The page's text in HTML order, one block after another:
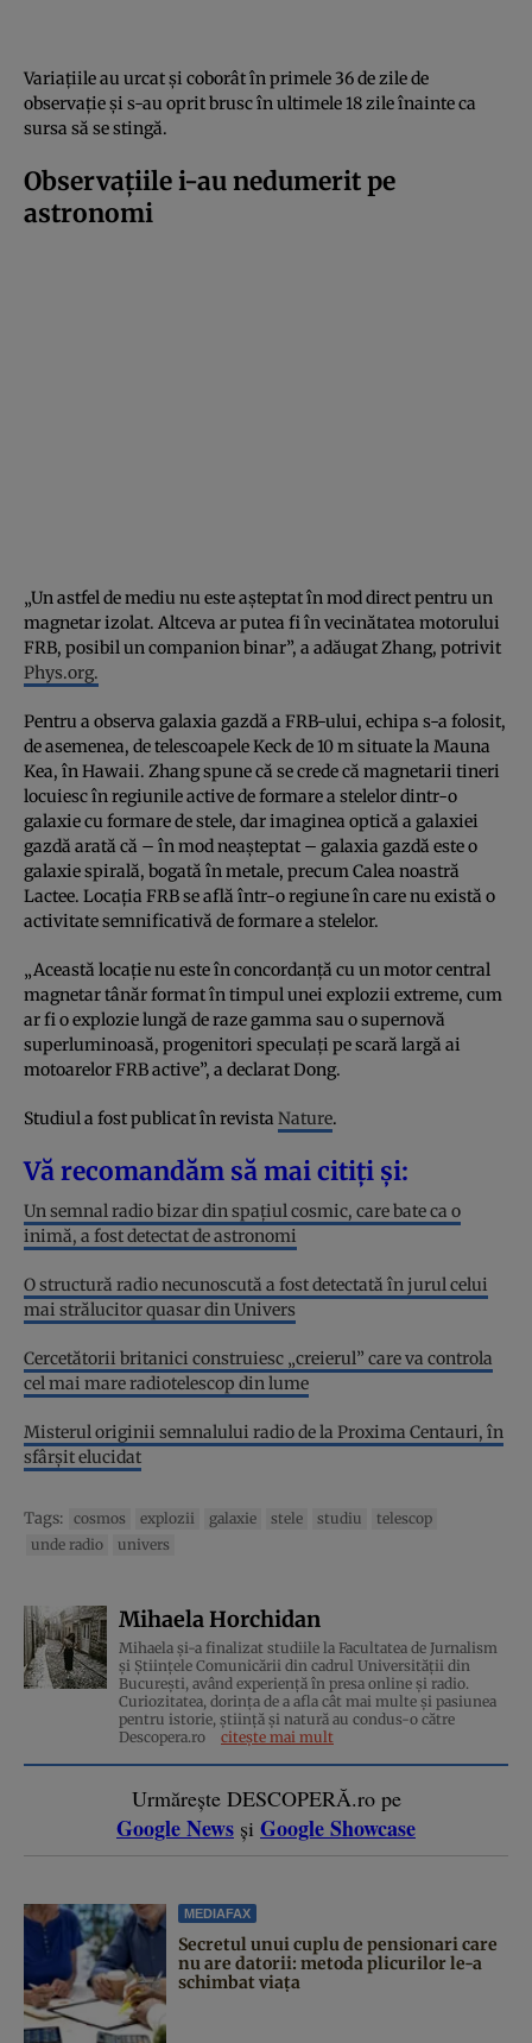
Variațiile au urcat și coborât în primele 36 de zile de
observație și s-au oprit brusc în ultimele 18 zile înainte ca
sursa să se stingă.
Observațiile i-au nedumerit pe
astronomi
„Un astfel de mediu nu este așteptat în mod direct pentru un
magnetar izolat. Altceva ar putea fi în vecinătatea motorului
FRB, posibil un companion binar”, a adăugat Zhang, potrivit
Phys.org.
Pentru a observa galaxia gazdă a FRB-ului, echipa s-a folosit,
de asemenea, de telescoapele Keck de 10 m situate la Mauna
Kea, în Hawaii. Zhang spune că se crede că magnetarii tineri
locuiesc în regiunile active de formare a stelelor dintr-o
galaxie cu formare de stele, dar imaginea optică a galaxiei
gazdă arată că – în mod neașteptat – galaxia gazdă este o
galaxie spirală, bogată în metale, precum Calea noastră
Lactee. Locația FRB se află într-o regiune în care nu există o
activitate semnificativă de formare a stelelor.
„Această locație nu este în concordanță cu un motor central
magnetar tânăr format în timpul unei explozii extreme, cum
ar fi o explozie lungă de raze gamma sau o supernovă
superluminoasă, progenitori speculați pe scară largă ai
motoarelor FRB active”, a declarat Dong.
Studiul a fost publicat în revista Nature.
Vă recomandăm să mai citiți și:
Un semnal radio bizar din spațiul cosmic, care bate ca o
inimă, a fost detectat de astronomi
O structură radio necunoscută a fost detectată în jurul celui
mai strălucitor quasar din Univers
Cercetătorii britanici construiesc „creierul” care va controla
cel mai mare radiotelescop din lume
Misterul originii semnalului radio de la Proxima Centauri, în
sfârșit elucidat
Tags: cosmos explozii galaxie stele studiu
telescop
unde radio
univers
Mihaela Horchidan
Mihaela și-a finalizat studiile la Facultatea de Jurnalism
și Științele Comunicării din cadrul Universității din
București, având experiență în presa online și radio.
Curiozitatea, dorința de a afla cât mai multe și pasiunea
pentru istorie, ştiinţă şi natură au condus-o către
Descopera.ro
citește mai mult
Urmărește DESCOPERĂ.ro pe
Google News și Google Showcase
MEDIAFAX
Secretul unui cuplu de pensionari care
nu are datorii: metoda plicurilor le-a
schimbat viața